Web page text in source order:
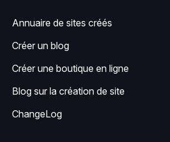
Annuaire de sites créés
Créer un blog
Créer une boutique en ligne
Blog sur la création de site
ChangeLog